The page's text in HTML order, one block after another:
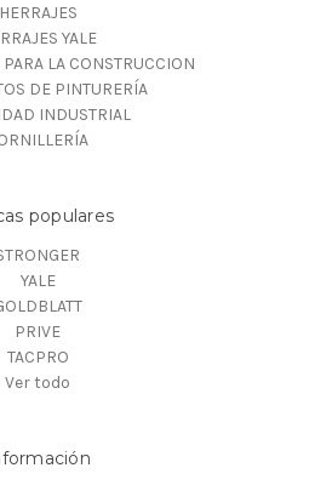
HERRAJES
YALE
LA CONSTRUCCION
DE PINTURERÍA
INDUSTRIAL
populares
YALE
PRIVE
TACPRO
Ver todo